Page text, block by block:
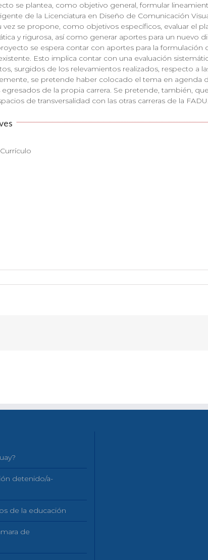
se plantea, como objetivo general, formular
de la Licenciatura en Diseño de Comunicación
vez se propone, como objetivos específicos, evaluar el
y rigurosa, así como generar aportes para un nuevo
se espera contar con aportes para la
Esto implica contar con una evaluación
surgidos de los relevamientos realizados, respecto a
se pretende haber colocado el tema en agenda
egresados de la propia carrera. Se pretende, también,
de transversalidad con las otras carreras de la FADU.
detenido/a-
de la educación
de